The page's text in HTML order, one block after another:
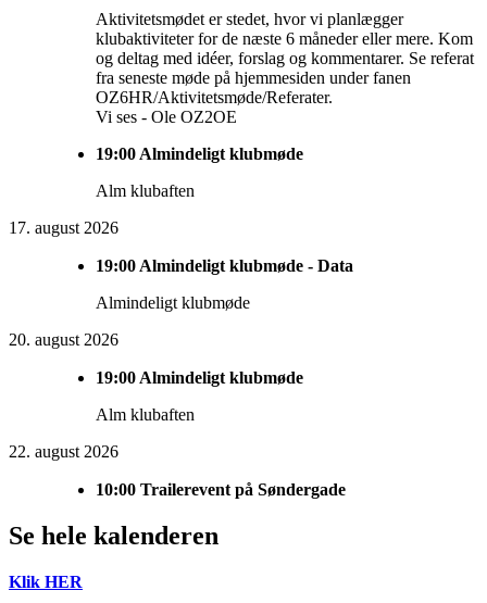
Aktivitetsmødet er stedet, hvor vi planlægger
klubaktiviteter for de næste 6 måneder eller mere. Kom
og deltag med idéer, forslag og kommentarer. Se referat
fra seneste møde på hjemmesiden under fanen
OZ6HR/Aktivitetsmøde/Referater.
Vi ses - Ole OZ2OE
19:00 Almindeligt klubmøde
Alm klubaften
17. august 2026
19:00 Almindeligt klubmøde - Data
Almindeligt klubmøde
20. august 2026
19:00 Almindeligt klubmøde
Alm klubaften
22. august 2026
10:00 Trailerevent på Søndergade
Se hele kalenderen
Klik HER